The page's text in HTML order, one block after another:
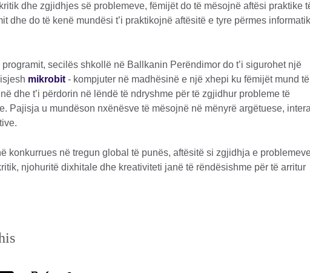
dhe zgjidhjes së problemeve, fëmijët do të mësojnë aftësi praktike
dhe do të kenë mundësi t’i praktikojnë aftësitë e tyre përmes
secilës shkollë në Ballkanin Perëndimor do t’i sigurohet një
mikrobit - kompjuter në madhësinë e një xhepi ku fëmijët mund të
dhe t’i përdorin në lëndë të ndryshme për të zgjidhur probleme të
Pajisja u mundëson nxënësve të mësojnë në mënyrë argëtuese,
konkurrues në tregun global të punës, aftësitë si zgjidhja e
njohuritë dixhitale dhe kreativiteti janë të rëndësishme për të arritur